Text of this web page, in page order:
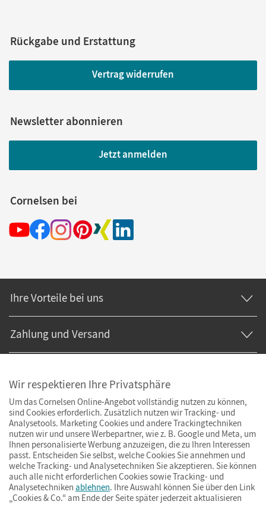
Rückgabe und Erstattung
Vertrag widerrufen
Newsletter abonnieren
Jetzt anmelden
Cornelsen bei
Ihre Vorteile bei uns
Zahlung und Versand
ImpressumAGBDatenschutzBarrierefreiheitCookies & Co.
Wir respektieren Ihre Privatsphäre
Um das Cornelsen Online-Angebot vollständig nutzen zu können,
sind Cookies erforderlich. Zusätzlich nutzen wir Tracking- und
Analysetools. Marketing Cookies und andere Trackingtechniken
nutzen wir und unsere Werbepartner, wie z. B. Google und Meta, um
Ihnen personalisierte Werbung anzuzeigen, die zu Ihren Interessen
passt. Entscheiden Sie selbst, welche Cookies Sie annehmen und
welche Tracking- und Analysetechniken Sie akzeptieren. Sie können
auch alle nicht erforderlichen Cookies sowie Tracking- und
Analysetechniken ablehnen. Ihre Auswahl können Sie über den Link
„Cookies & Co.“ am Ende der Seite später jederzeit aktualisieren